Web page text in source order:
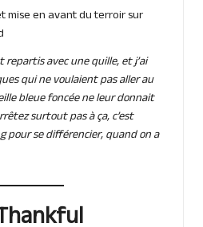
mise en avant du terroir sur
repartis avec une quille, et j’ai
qui ne voulaient pas aller au
bleue foncée ne leur donnait
surtout pas à ça, c’est
se différencier, quand on a